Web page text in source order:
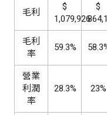
毛利
$
1,079,926
$
毛利
率
59.3%
營業
利潤
率
28.3% 23%